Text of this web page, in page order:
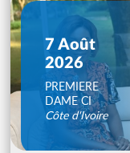
7 Août
2026
PREMIERE
DAME CI
Côte d'Ivoire